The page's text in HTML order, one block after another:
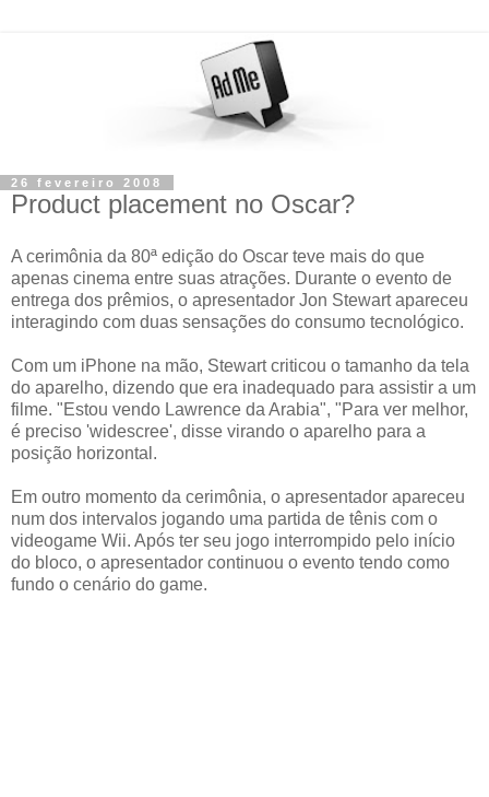
26 fevereiro 2008
Product placement no Oscar?
A cerimônia da 80ª edição do Oscar teve mais do que
apenas cinema entre suas atrações. Durante o evento de
entrega dos prêmios, o apresentador Jon Stewart apareceu
interagindo com duas sensações do consumo tecnológico.
Com um iPhone na mão, Stewart criticou o tamanho da tela
do aparelho, dizendo que era inadequado para assistir a um
filme. "Estou vendo Lawrence da Arabia", "Para ver melhor,
é preciso 'widescree', disse virando o aparelho para a
posição horizontal.
Em outro momento da cerimônia, o apresentador apareceu
num dos intervalos jogando uma partida de tênis com o
videogame Wii. Após ter seu jogo interrompido pelo início
do bloco, o apresentador continuou o evento tendo como
fundo o cenário do game.